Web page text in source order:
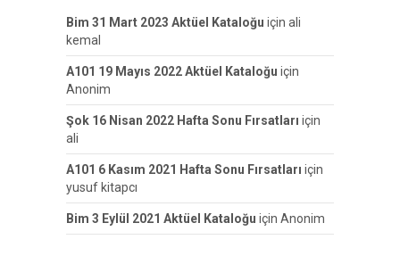
Bim 31 Mart 2023 Aktüel Kataloğu için ali
kemal
A101 19 Mayıs 2022 Aktüel Kataloğu için
Anonim
Şok 16 Nisan 2022 Hafta Sonu Fırsatları için
ali
A101 6 Kasım 2021 Hafta Sonu Fırsatları için
yusuf kitapcı
Bim 3 Eylül 2021 Aktüel Kataloğu için Anonim